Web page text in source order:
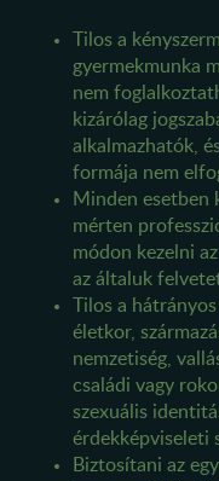
Tilos a
gyermekmunka
nem
kizárólag
alkalmazhatók,
formája nem
Minden esetben
mérten
módon kezelni
az általuk
Tilos a
életkor,
nemzetiség,
családi vagy
szexuális
érdekképviseleti
Biztosítani az